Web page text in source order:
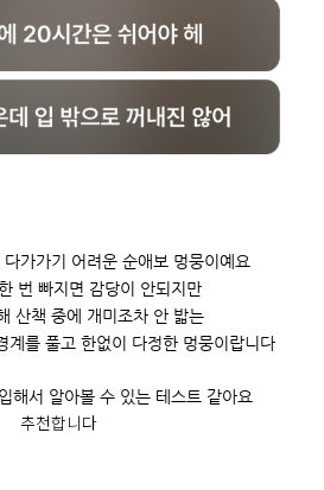
가가기 어려운 순애보 멍뭉이예요
번 빠지면 감당이 안되지만
산책 중에 개미조차 안 밟는
계를 풀고 한없이 다정한 멍뭉이랍니다
해서 알아볼 수 있는 테스트 같아요
추천합니다